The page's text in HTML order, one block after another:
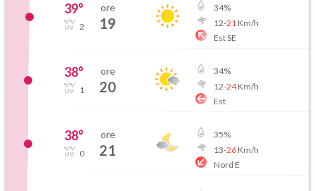
39°
2
ore
19
34%
12-21 Km/h
Est SE
38°
1
ore
20
34%
12-24Km/h
Est
38°
0
ore
21
35%
13-26Km/h
Nord E